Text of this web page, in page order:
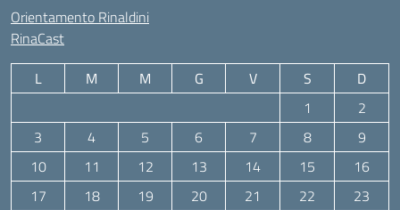
Orientamento Rinaldini
RinaCast
L M M G V S
D
1
2
3
4 5 6 7 8
9
10
11 12 13 14 15
16
17
18 19 20 21 22
23